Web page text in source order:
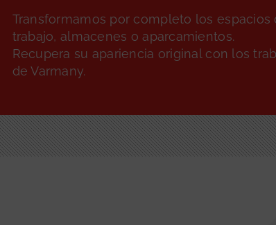
Transformamos por completo los espacios
trabajo, almacenes o aparcamientos.
Recupera su apariencia original con los
de Varmany.